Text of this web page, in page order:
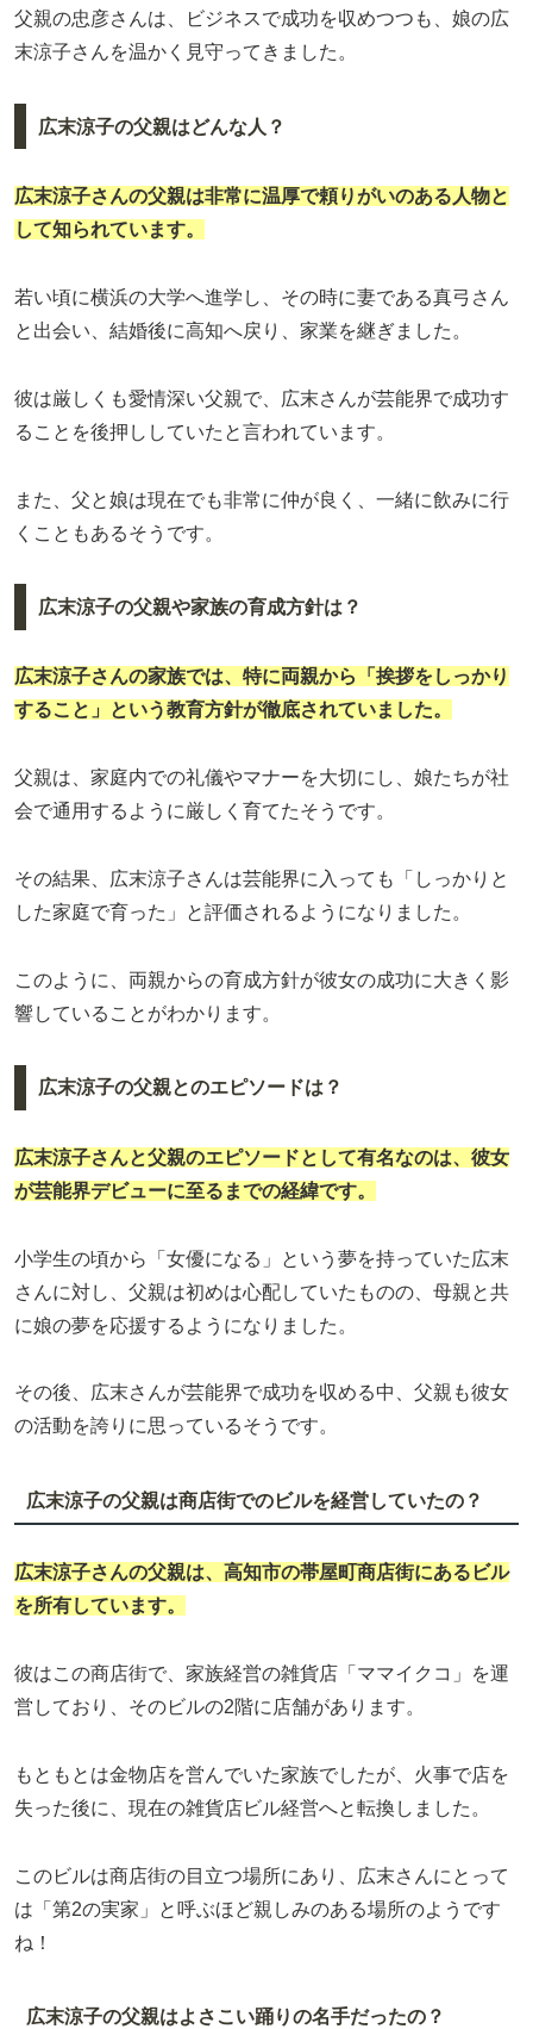
父親の忠彦さんは、ビジネスで成功を収めつつも、娘の広
末涼子さんを温かく見守ってきました。
広末涼子の父親はどんな人？
広末涼子さんの父親は非常に温厚で頼りがいのある人物と
して知られています。
若い頃に横浜の大学へ進学し、その時に妻である真弓さん
と出会い、結婚後に高知へ戻り、家業を継ぎました。
彼は厳しくも愛情深い父親で、広末さんが芸能界で成功す
ることを後押ししていたと言われています。
また、父と娘は現在でも非常に仲が良く、一緒に飲みに行
くこともあるそうです。
広末涼子の父親や家族の育成方針は？
広末涼子さんの家族では、特に両親から「挨拶をしっかり
すること」という教育方針が徹底されていました。
父親は、家庭内での礼儀やマナーを大切にし、娘たちが社
会で通用するように厳しく育てたそうです。
その結果、広末涼子さんは芸能界に入っても「しっかりと
した家庭で育った」と評価されるようになりました。
このように、両親からの育成方針が彼女の成功に大きく影
響していることがわかります。
広末涼子の父親とのエピソードは？
広末涼子さんと父親のエピソードとして有名なのは、彼女
が芸能界デビューに至るまでの経緯です。
小学生の頃から「女優になる」という夢を持っていた広末
さんに対し、父親は初めは心配していたものの、母親と共
に娘の夢を応援するようになりました。
その後、広末さんが芸能界で成功を収める中、父親も彼女
の活動を誇りに思っているそうです。
広末涼子の父親は商店街でのビルを経営していたの？
広末涼子さんの父親は、高知市の帯屋町商店街にあるビル
を所有しています。
彼はこの商店街で、家族経営の雑貨店「ママイクコ」を運
営しており、そのビルの2階に店舗があります。
もともとは金物店を営んでいた家族でしたが、火事で店を
失った後に、現在の雑貨店ビル経営へと転換しました。
このビルは商店街の目立つ場所にあり、広末さんにとって
は「第2の実家」と呼ぶほど親しみのある場所のようです
ね！
広末涼子の父親はよさこい踊りの名手だったの？